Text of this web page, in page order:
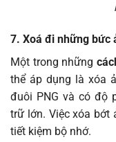
7. Xoá đi những bức
Một trong những
thể áp dụng là xóa
đuôi PNG và có độ
trữ lớn. Việc xóa bớt
tiết kiệm bộ nhớ.